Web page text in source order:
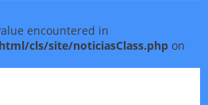
encountered in
cls/site/noticiasClass.php on